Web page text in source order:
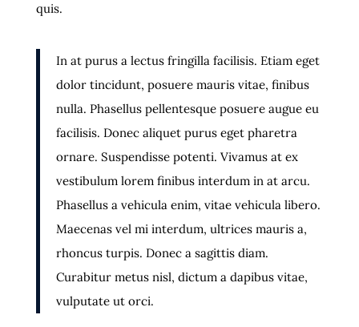
quis.
In at purus a lectus fringilla facilisis. Etiam eget
dolor tincidunt, posuere mauris vitae, finibus
nulla. Phasellus pellentesque posuere augue eu
facilisis. Donec aliquet purus eget pharetra
ornare. Suspendisse potenti. Vivamus at ex
vestibulum lorem finibus interdum in at arcu.
Phasellus a vehicula enim, vitae vehicula libero.
Maecenas vel mi interdum, ultrices mauris a,
rhoncus turpis. Donec a sagittis diam.
Curabitur metus nisl, dictum a dapibus vitae,
vulputate ut orci.